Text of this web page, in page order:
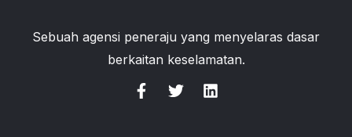
Sebuah agensi peneraju yang menyelaras dasar
berkaitan keselamatan.